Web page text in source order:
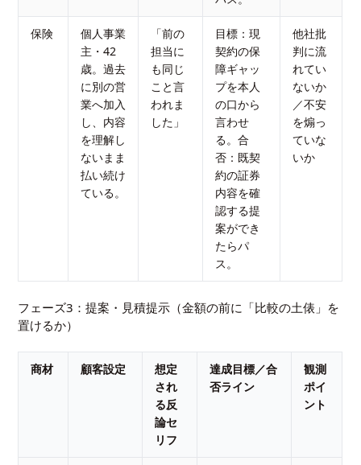
保険
個人事業
主・42
歳。過去
に別の営
業へ加入
し、内容
を理解し
ないまま
払い続け
ている。
「前の
担当に
も同じ
こと言
われま
した」
目標：現
契約の保
障ギャッ
プを本人
の口から
言わせ
る。合
否：既契
約の証券
内容を確
認する提
案ができ
たらパ
ス。
他社批
判に流
れてい
ないか
／不安
を煽っ
ていな
いか
フェーズ3：提案・見積提示（金額の前に「比較の土俵」を
置けるか）
商材 顧客設定
想定
され
る反
論セ
リフ
達成目標／合
否ライン
観測
ポイ
ント